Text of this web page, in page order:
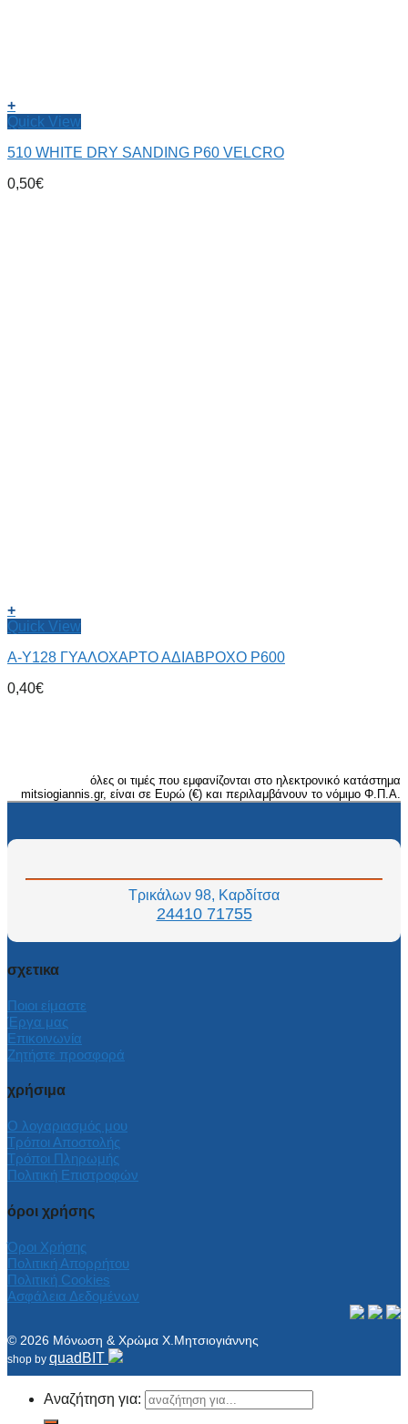
+
Quick View
510 WHITE DRY SANDING P60 VELCRO
0,50€
+
Quick View
Α-Υ128 ΓΥΑΛΟΧΑΡΤΟ ΑΔΙΑΒΡΟΧΟ P600
0,40€
όλες οι τιμές που εμφανίζονται στο ηλεκτρονικό κατάστημα
mitsiogiannis.gr, είναι σε Ευρώ (€) και περιλαμβάνουν το νόμιμο Φ.Π.Α.
Τρικάλων 98, Καρδίτσα
24410 71755
σχετικα
Ποιοι είμαστε
Έργα μας
Επικοινωνία
Ζητήστε προσφορά
χρήσιμα
Ο λογαριασμός μου
Τρόποι Αποστολής
Τρόποι Πληρωμής
Πολιτική Επιστροφών
όροι χρήσης
Όροι Χρήσης
Πολιτική Απορρήτου
Πολιτική Cookies
Ασφάλεια Δεδομένων
© 2026 Μόνωση & Χρώμα Χ.Μητσιογιάννης
shop by quadBIT
Αναζήτηση για: